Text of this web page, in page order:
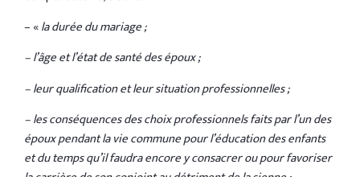
– «la durée du mariage ;
– l’âge et l’état de santé des époux ;
– leur qualification et leur situation professionnelles ;
– les conséquences des choix professionnels faits par l’un des
époux pendant la vie commune pour l’éducation des enfants
et du temps qu’il faudra encore y consacrer ou pour favoriser